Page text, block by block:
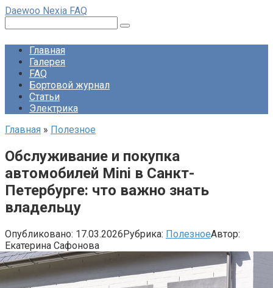
Перейти
контенту
Daewoo Nexia FAQ
Главная
Галерея
FAQ
Бортовой журнал
Статьи
Электрика
Главная » Полезное
Обслуживание и покупка
автомобилей Mini в Санкт-
Петербурге: что важно знать
владельцу
Опубликовано: 17.03.2026Рубрика: ПолезноеАвтор:
Екатерина Сафонова